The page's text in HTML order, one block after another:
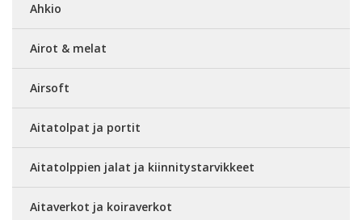
Ahkio
Airot & melat
Airsoft
Aitatolpat ja portit
Aitatolppien jalat ja kiinnitystarvikkeet
Aitaverkot ja koiraverkot